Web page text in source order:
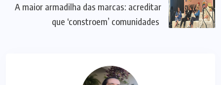
A maior armadilha das marcas: acreditar
que ‘constroem’ comunidades